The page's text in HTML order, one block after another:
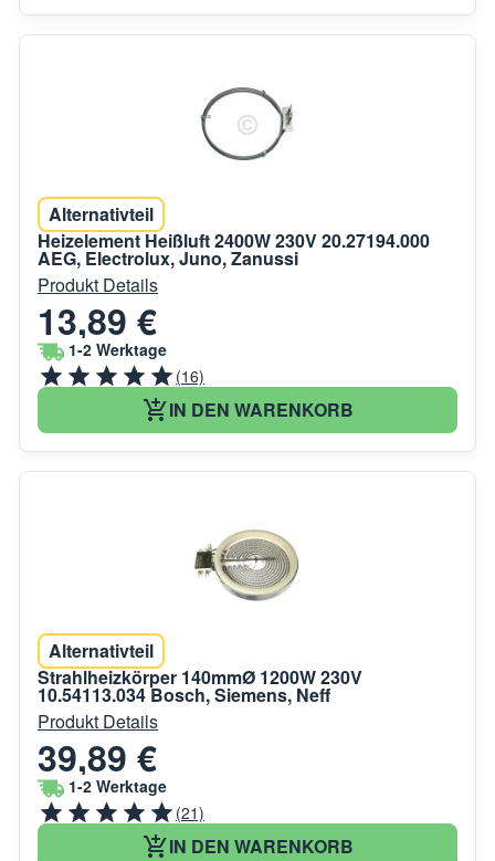
Alternativteil
Heizelement Heißluft 2400W 230V 20.27194.000
AEG, Electrolux, Juno, Zanussi
Produkt Details
13,89 €
1-2 Werktage
(16)
IN DEN WARENKORB
Alternativteil
Strahlheizkörper 140mmØ 1200W 230V
10.54113.034 Bosch, Siemens, Neff
Produkt Details
39,89 €
1-2 Werktage
(21)
IN DEN WARENKORB